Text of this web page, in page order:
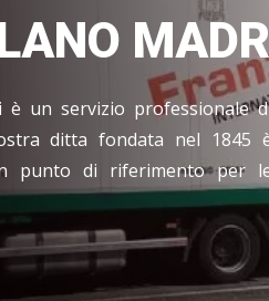
è un servizio professionale
ditta fondata nel 1845
punto di riferimento per